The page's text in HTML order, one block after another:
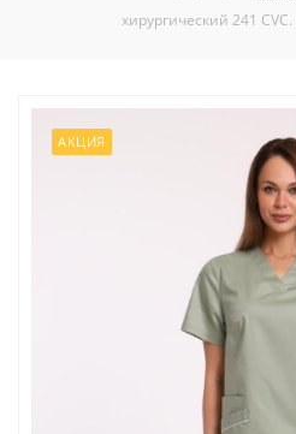
хирургический 241
АКЦИЯ